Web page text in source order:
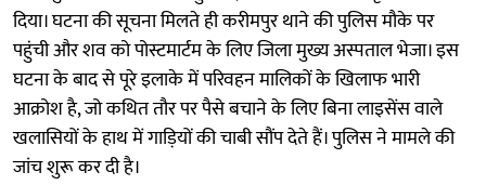
दिया। घटना की सूचना मिलते ही करीमपुर थाने की पुलिस मौके पर
पहुंची और शव को पोस्टमार्टम के लिए जिला मुख्य अस्पताल भेजा। इस
घटना के बाद से पूरे इलाके में परिवहन मालिकों के खिलाफ भारी
आक्रोश है, जो कथित तौर पर पैसे बचाने के लिए बिना लाइसेंस वाले
खलासियों के हाथ में गाड़ियों की चाबी सौंप देते हैं। पुलिस ने मामले की
जांच शुरू कर दी है।